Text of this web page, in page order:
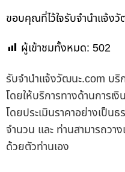
ขอบคุณที่ไว้ใจรับจำนำแจ้ง
ผู้เข้าชมทั้งหมด: 502
รับจํานําแจ้งวัฒนะ.com บริ
โดยให้บริการทางด้านการเ
โดยประเมินราคาอย่างเป็น
จำนวน และ ท่านสามารถวา
ด้วยตัวท่านเอง